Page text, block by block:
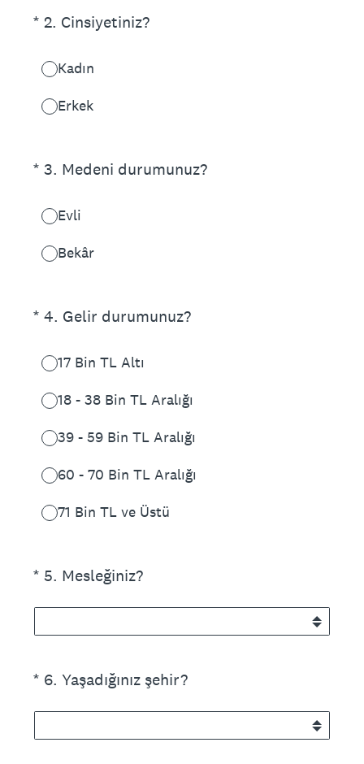
* 2. Cinsiyetiniz?
(Zorunlu.)
Kadın
Erkek
* 3. Medeni durumunuz?
(Zorunlu.)
Evli
Bekâr
* 4. Gelir durumunuz?
(Zorunlu.)
17 Bin TL Altı
18 - 38 Bin TL Aralığı
39 - 59 Bin TL Aralığı
60 - 70 Bin TL Aralığı
71 Bin TL ve Üstü
* 5. Mesleğiniz?
(Zorunlu.)
* 6. Yaşadığınız şehir?
(Zorunlu.)